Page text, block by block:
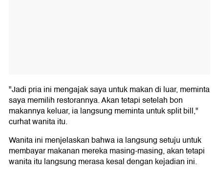
"Jadi pria ini mengajak saya untuk makan di luar, meminta
saya memilih restorannya. Akan tetapi setelah bon
makannya keluar, ia langsung meminta untuk split bill,"
curhat wanita itu.
Wanita ini menjelaskan bahwa ia langsung setuju untuk
membayar makanan mereka masing-masing, akan tetapi
wanita itu langsung merasa kesal dengan kejadian ini.